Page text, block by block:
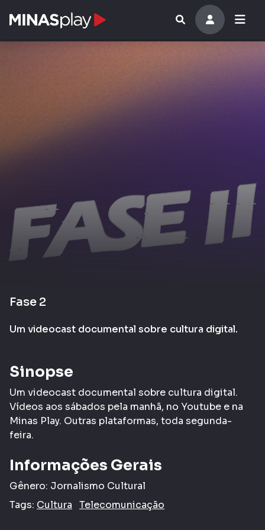
Fase 2
Um videocast documental sobre cultura digital.
Sinopse
Um videocast documental sobre cultura digital.
Vídeos aos sábados pela manhã, no Youtube e na
Minas Play. Outras plataformas, toda segunda-
feira.
Informações Gerais
Gênero: Jornalismo Cultural
Tags: Cultura Telecomunicação